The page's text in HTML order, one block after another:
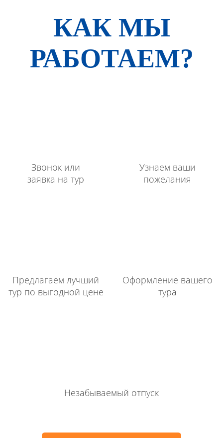
КАК МЫ
РАБОТАЕМ?
Звонок или
заявка на тур
Узнаем ваши
пожелания
Предлагаем лучший
тур по выгодной цене
Оформление вашего
тура
Незабываемый отпуск